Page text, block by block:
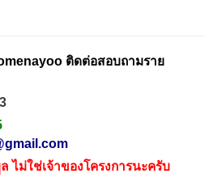
ติดต่อสอบถามราย
ไม่ใช่เจ้าของโครงการนะครับ